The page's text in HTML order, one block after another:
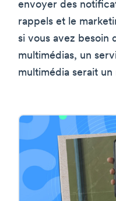
envoyer des
rappels et le
si vous avez besoin
multimédias, un
multimédia serait